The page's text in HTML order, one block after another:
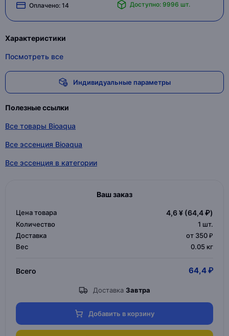
Оплачено: 14 Доступно: 9996 шт.
Характеристики
Посмотреть все
Индивидуальные параметры
Полезные ссылки
Все товары Bioaqua
Все эссенция Bioaqua
Все эссенция в категории
Ваш заказ
Цена товара 4,6 ¥ (64,4 ₽)
Количество 1 шт.
Доставка
от 350 ₽
Вес
0.05 кг
Всего 64,4 ₽
Доставка Завтра
Добавить в корзину